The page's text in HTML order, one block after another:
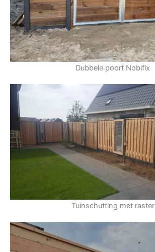
Dubbele poort Nobifix
Tuinschutting met raster